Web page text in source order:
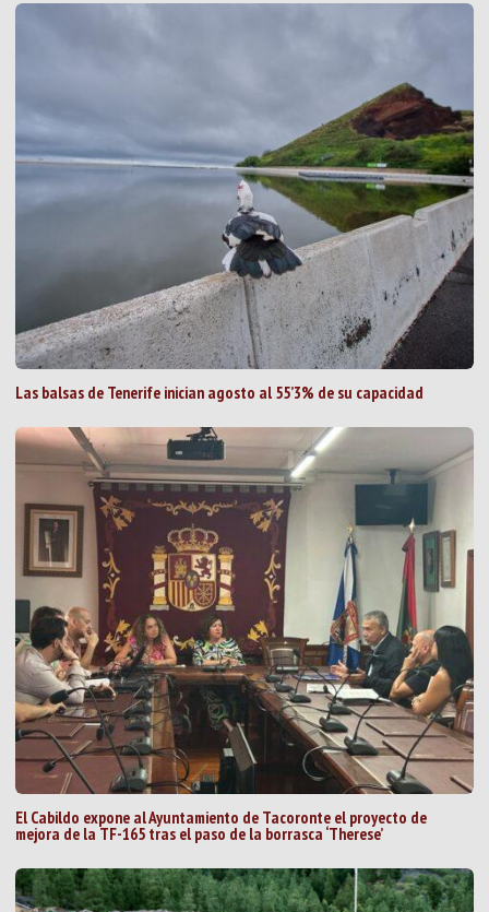
Las balsas de Tenerife inician agosto al 55’3% de su capacidad
El Cabildo expone al Ayuntamiento de Tacoronte el proyecto de
mejora de la TF-165 tras el paso de la borrasca ‘Therese’